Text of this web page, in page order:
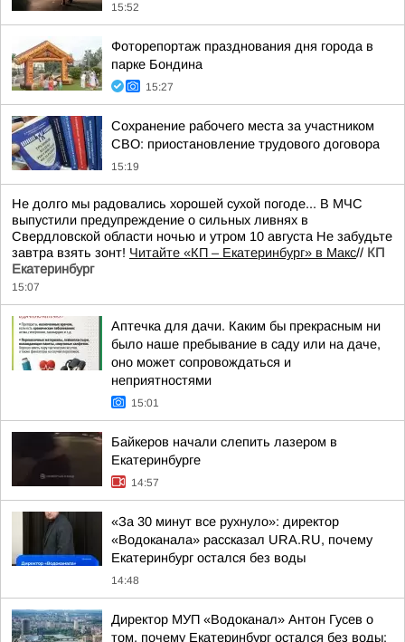
15:52
Фоторепортаж празднования дня города в
парке Бондина
15:27
Сохранение рабочего места за участником
СВО: приостановление трудового договора
15:19
Не долго мы радовались хорошей сухой погоде... В МЧС
выпустили предупреждение о сильных ливнях в
Свердловской области ночью и утром 10 августа Не забудьте
завтра взять зонт! Читайте «КП – Екатеринбург» в Макс// КП
Екатеринбург
15:07
Аптечка для дачи. Каким бы прекрасным ни
было наше пребывание в саду или на даче,
оно может сопровождаться и
неприятностями
15:01
Байкеров начали слепить лазером в
Екатеринбурге
14:57
«За 30 минут все рухнуло»: директор
«Водоканала» рассказал URA.RU, почему
Екатеринбург остался без воды
14:48
Директор МУП «Водоканал» Антон Гусев о
том, почему Екатеринбург остался без воды: